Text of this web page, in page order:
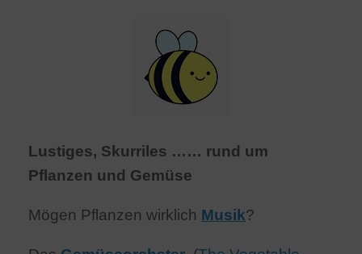
Lustiges, Skurriles …… rund um
Pflanzen und Gemüse
Mögen Pflanzen wirklich Musik?